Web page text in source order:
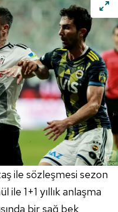
ile sözleşmesi sezon
1+1 yıllık anlaşma
bir sağ bek